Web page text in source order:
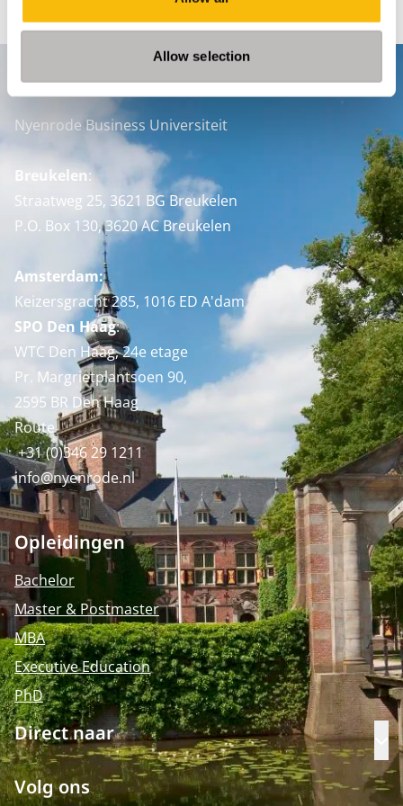
Allow selection
Contact
Nyenrode Business Universiteit
Breukelen:
Straatweg 25, 3621 BG Breukelen
P.O. Box 130, 3620 AC Breukelen
Amsterdam:
Keizersgracht 285, 1016 ED A'dam
SPO Den Haag:
WTC Den Haag, 24e etage
Pr. Margrietplantsoen 90,
2595 BR Den Haag
Route
+31 (0)346 29 1211
info@nyenrode.nl
Opleidingen
Bachelor
Master & Postmaster
MBA
Executive Education
PhD
Direct naar
Volg ons